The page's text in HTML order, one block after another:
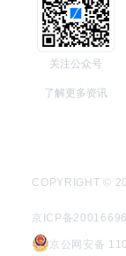
关注公众号
了解更多资讯
COPYRIGHT ©
京ICP备
京公网安备